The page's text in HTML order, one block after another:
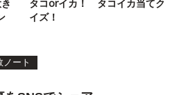
タコorイカ！ タコイカ当てク
イズ！
ノート